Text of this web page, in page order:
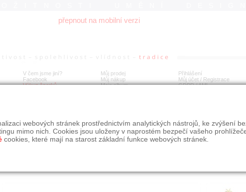
přepnout na mobilní verzi
V čem jsme jiní?
Facebook
Výkup šperků
Můj prodej
Můj nákup
Moje album
Přihlášení
Můj účet / Registrace
GDPR/AML
brož - moucha
webových stránek prostřednictvím analytických nástrojů, ke zvýšení
mimo nich. Cookies jsou uloženy v naprostém bezpečí vašeho
cookies, které mají na starost základní funkce webových stránek.